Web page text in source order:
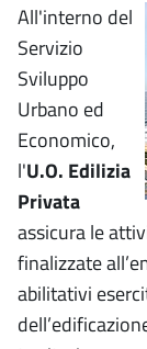
All'interno del
Servizio
Sviluppo
Urbano ed
Economico,
l'U.O. Edilizia
Privata
assicura le
finalizzate
abilitativi